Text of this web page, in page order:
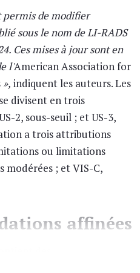
permis de modifier
sous le nom de LI-RADS
Ces mises à jour sont en
l'American Association for
», indiquent les auteurs. Les
divisent en trois
2, sous-seuil ; et US-3,
a trois attributions
ou limitations
modérées ; et VIS-C,
affinées